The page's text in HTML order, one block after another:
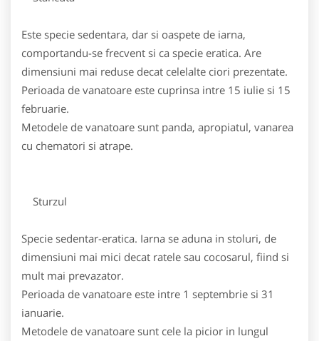
Este specie sedentara, dar si oaspete de iarna,
comportandu-se frecvent si ca specie eratica. Are
dimensiuni mai reduse decat celelalte ciori prezentate.
Perioada de vanatoare este cuprinsa intre 15 iulie si 15
februarie.
Metodele de vanatoare sunt panda, apropiatul, vanarea
cu chematori si atrape.
Sturzul
Specie sedentar-eratica. Iarna se aduna in stoluri, de
dimensiuni mai mici decat ratele sau cocosarul, fiind si
mult mai prevazator.
Perioada de vanatoare este intre 1 septembrie si 31
ianuarie.
Metodele de vanatoare sunt cele la picior in lungul